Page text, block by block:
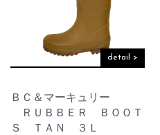
detail >
ＢＣ＆マーキュリー
ＲＵＢＢＥＲ ＢＯＯＴ
Ｓ ＴＡＮ ３Ｌ